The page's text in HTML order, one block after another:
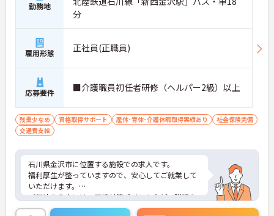
妊娠中の特別休暇や最長3年の育休制度、独自の保
育手当など、国内最高水準の子育て支援が整ってい
ます。ご結婚や子育てといった節目を迎えても、会
社の手厚いサポートを受けながら軽やかにキャリア
を継続することが可能です。
きたい方＞独自の企業内大学やオンラインキャンパ
スが完備されており、働きながら実践的な知識を深
めることができます。スキルマップによる明確な評
価制度により、ご自身の成長を実感しながら次のス
テップを目指していただけます。
勤務地
分
雇用形態 正社員(正職員)
応募要件 ■介護職員初任者研修（ヘルパー2級）以上
残業少なめ 資格取得サポート 産休･育休･介護休暇取得実績あり
社会保険完備
交通費支給
石川県金沢市に位置する施設での求人です。
福利厚生が整っていますので、安心してご就業して
いただけます。
ご興味ある方には、面接対策ポイントなど、詳細を
お話しいたしますのでお気軽にご相談ください。